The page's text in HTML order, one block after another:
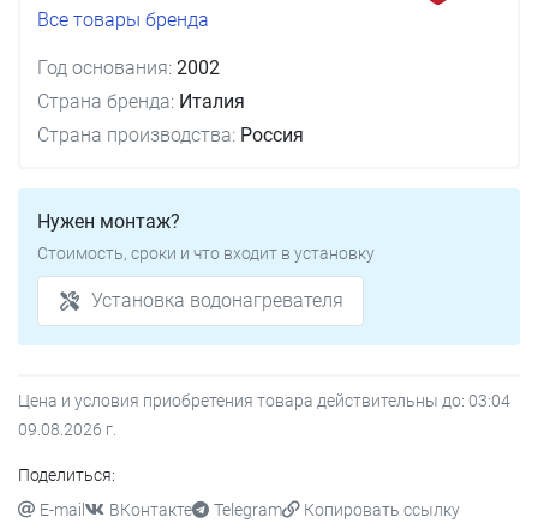
Все товары бренда
Год основания: 2002
Страна бренда: Италия
Страна производства: Россия
Нужен монтаж?
Стоимость, сроки и что входит в установку
Установка водонагревателя
Цена и условия приобретения товара действительны до: 03:04
09.08.2026 г.
Поделиться:
E-mail
ВКонтакте Telegram Копировать ссылку